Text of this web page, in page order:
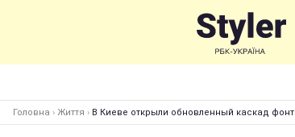
Головна › Життя › В Киеве открыли обновленный каскад